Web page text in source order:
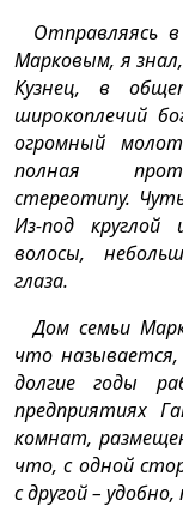
Отправляясь
Марковым, я
Кузнец, в
широкоплечий
огромный
полная
стереотипу.
Из-под
волосы,
глаза.
Дом семьи
что называется,
долгие годы
предприятиях
комнат,
что, с одной
с другой –